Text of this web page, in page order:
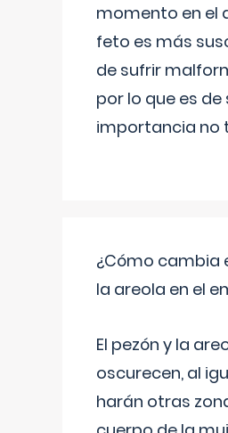
momento en el
feto es más
de sufrir
por lo que es de
importancia no
¿Cómo cambia
la areola en el
El pezón y la
oscurecen, al
harán otras